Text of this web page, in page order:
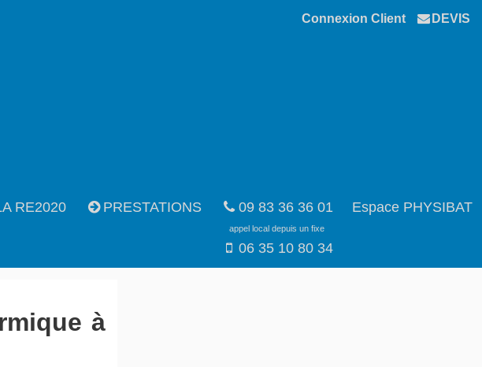
Connexion Client DEVIS
RE2020 PRESTATIONS 09 83 36 36 01
appel local depuis un fixe
06 35 10 80 34
Espace PHYSIBAT
à